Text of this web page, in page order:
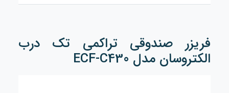
فریزر صندوقی تراکمی تک درب
الکتروسان مدل ECF-C430